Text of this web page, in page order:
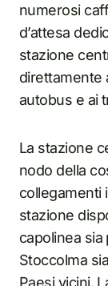
numerosi
d’attesa
stazione
direttamente
autobus e ai
La stazione
nodo della
collegamenti
stazione
capolinea sia
Stoccolma
Paesi vicini.